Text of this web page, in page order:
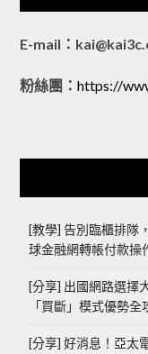
E-mail：
粉絲團： https://
[教學] 告別臨櫃排隊
球金融網轉帳付款操
[分享] 出國網路選擇
「買斷」模式優勢全
[分享] 好消息！亞太